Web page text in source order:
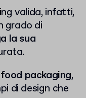
valida, infatti,
grado di
la sua
food packaging,
di design che